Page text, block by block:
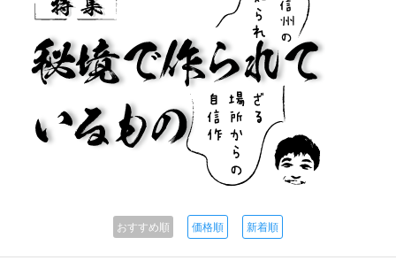
おすすめ順 価格順 新着順